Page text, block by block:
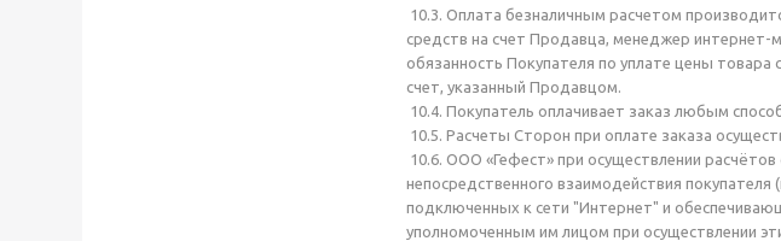
10.3. Оплата безналичным расчетом
средств на счет Продавца, менеджер интернет-
обязанность Покупателя по уплате цены
счет, указанный Продавцом.
10.4. Покупатель оплачивает заказ любым
10.5. Расчеты Сторон при оплате заказа
10.6. ООО «Гефест» при осуществлении
непосредственного взаимодействия
подключенных к сети "Интернет" и
уполномоченным им лицом при осуществлении